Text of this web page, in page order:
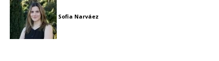
Sofia Narváez